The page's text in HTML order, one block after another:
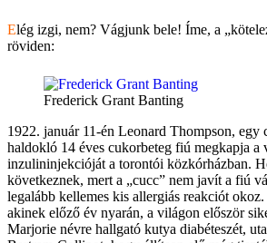
Elég izgi, nem? Vágjunk bele! Íme, a „kötelező olvasmány”
röviden:
Frederick Grant Banting
1922. január 11-én Leonard Thompson, egy
haldokló 14 éves cukorbeteg fiú megkapja a
inzulininjekcióját a torontói közkórházban.
következnek, mert a „cucc” nem javít a fiú
legalább kellemes kis allergiás reakciót okoz.
akinek előző év nyarán, a világon először
Marjorie névre hallgató kutya diabéteszét,